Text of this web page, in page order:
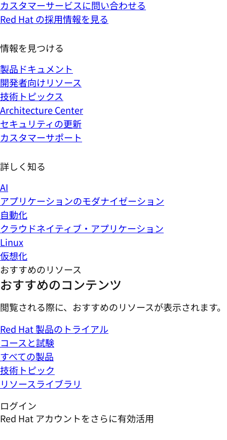
カスタマーサービスに問い合わせる
Red Hat の採用情報を見る
情報を見つける
製品ドキュメント
開発者向けリソース
技術トピックス
Architecture Center
セキュリティの更新
カスタマーサポート
詳しく知る
AI
アプリケーションのモダナイゼーション
自動化
クラウドネイティブ・アプリケーション
Linux
仮想化
おすすめのリソース
おすすめのコンテンツ
閲覧される際に、おすすめのリソースが表示されます。
Red Hat 製品のトライアル
コースと試験
すべての製品
技術トピック
リソースライブラリ
ログイン
Red Hat アカウントをさらに有効活用